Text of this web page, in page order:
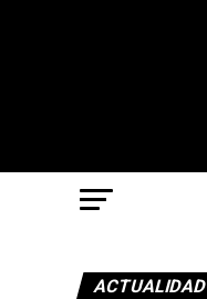
ACTUALIDAD